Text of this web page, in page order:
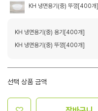
KH 냉면용기(중) 뚜껑[400개]
KH 냉면용기(중) 용기[400개]
KH 냉면용기(중) 뚜껑[400개]
선택 상품 금액